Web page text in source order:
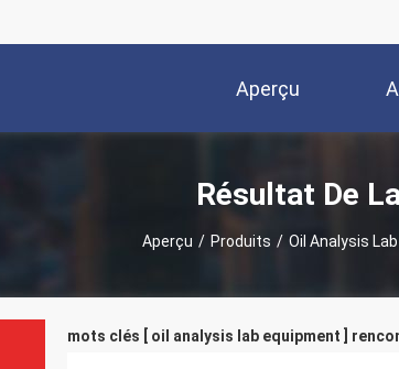
Aperçu
Résultat De
Aperçu / Produits / Oil Analysis
mots clés [ oil analysis lab equipment ]